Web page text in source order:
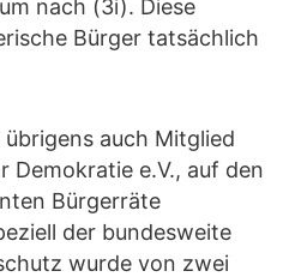
nach (3i). Diese
Bürger tatsächlich
auch Mitglied
Demokratie e.V., auf den
Bürgerräte
der bundesweite
wurde von zwei